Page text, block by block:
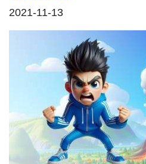
2021-11-13